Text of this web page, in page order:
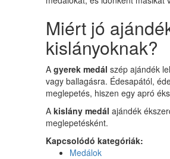
Miért jó
kislányoknak?
A gyerek medál szép ajándék
vagy ballagásra. Édesapától,
meglepetés, hiszen egy apró
A kislány medál ajándék
meglepetésként.
Kapcsolódó kategóriák:
Medálok